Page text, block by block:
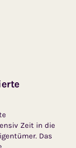
Zeit in die
Das